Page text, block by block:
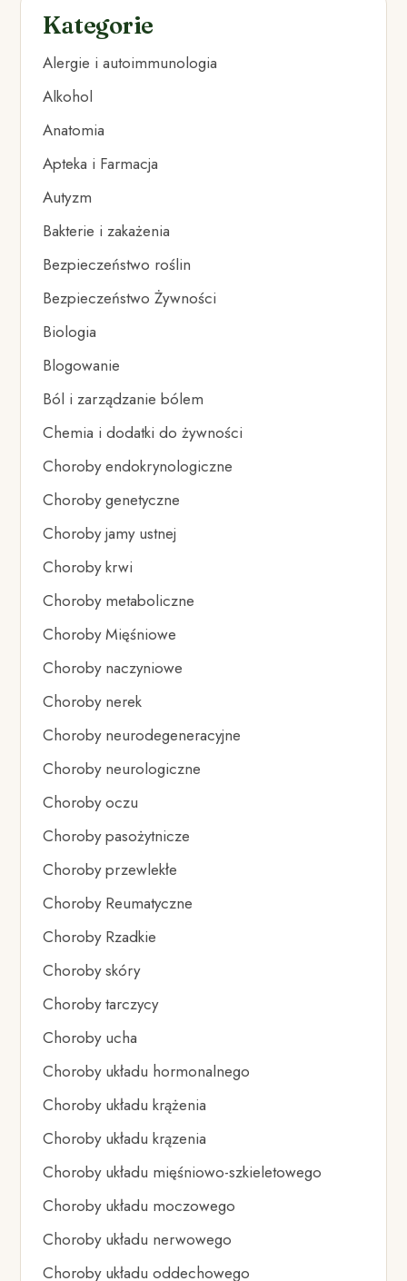
Kategorie
Alergie i autoimmunologia
Alkohol
Anatomia
Apteka i Farmacja
Autyzm
Bakterie i zakażenia
Bezpieczeństwo roślin
Bezpieczeństwo Żywności
Biologia
Blogowanie
Ból i zarządzanie bólem
Chemia i dodatki do żywności
Choroby endokrynologiczne
Choroby genetyczne
Choroby jamy ustnej
Choroby krwi
Choroby metaboliczne
Choroby Mięśniowe
Choroby naczyniowe
Choroby nerek
Choroby neurodegeneracyjne
Choroby neurologiczne
Choroby oczu
Choroby pasożytnicze
Choroby przewlekłe
Choroby Reumatyczne
Choroby Rzadkie
Choroby skóry
Choroby tarczycy
Choroby ucha
Choroby układu hormonalnego
Choroby układu krążenia
Choroby układu krązenia
Choroby układu mięśniowo-szkieletowego
Choroby układu moczowego
Choroby układu nerwowego
Choroby układu oddechowego